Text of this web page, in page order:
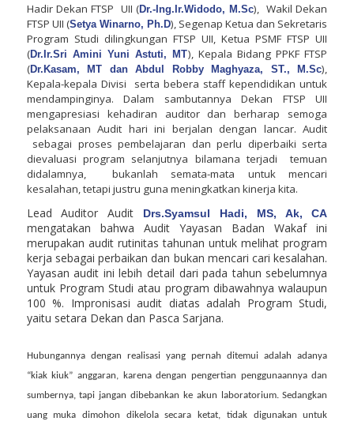
Hadir Dekan FTSP UII (Dr.-Ing.Ir.Widodo, M.Sc), Wakil Dekan
FTSP UII (Setya Winarno, Ph.D), Segenap Ketua dan Sekretaris
Program Studi dilingkungan FTSP UII, Ketua PSMF FTSP UII
(Dr.Ir.Sri Amini Yuni Astuti, MT), Kepala Bidang PPKF FTSP
(Dr.Kasam, MT dan Abdul Robby Maghyaza, ST., M.Sc),
Kepala-kepala Divisi
serta bebera staff kependidikan untuk
mendampinginya. Dalam sambutannya Dekan FTSP UII
mengapresiasi kehadiran auditordan berharap semoga
pelaksanaan Audit hariini berjalan dengan lancar.Audit
sebagai proses pembelajaran dan perlu diperbaiki serta
dievaluasi program selanjutnya bilamana terjadi
temuan
didalamnya,
bukanlah semata-mata untuk mencari
kesalahan, tetapi justru guna meningkatkan kinerja kita.
Lead Auditor Audit Drs.Syamsul Hadi, MS, Ak, CA
mengatakan bahwa Audit Yayasan Badan Wakaf ini
merupakan audit rutinitas tahunan untuk melihat program
kerja sebagai perbaikan dan bukan mencari cari kesalahan.
Yayasan audit ini lebih detail dari pada tahun sebelumnya
untuk Program Studi atau program dibawahnya walaupun
100 %. Impronisasi audit diatas adalah Program Studi,
yaitu setara Dekan dan Pasca Sarjana.
Hubungannya dengan realisasi yang pernah ditemui adalah adanya
“kiak kiuk” anggaran, karena dengan pengertian penggunaannya dan
sumbernya, tapi jangan dibebankan ke akun laboratorium. Sedangkan
uang muka dimohon dikelola secara ketat, tidak digunakan untuk